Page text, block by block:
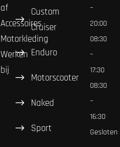
af
Accessoires
Motorkleding
Werken
bij
Custom
Cruiser
Enduro
Motorscooter
Naked
Sport
–
20:00
08:30
–
17:30
08:30
–
16:30
Gesloten